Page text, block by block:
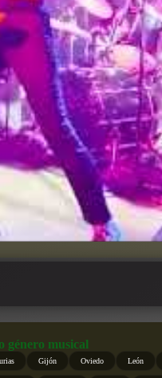
género musical
Gijón Oviedo León